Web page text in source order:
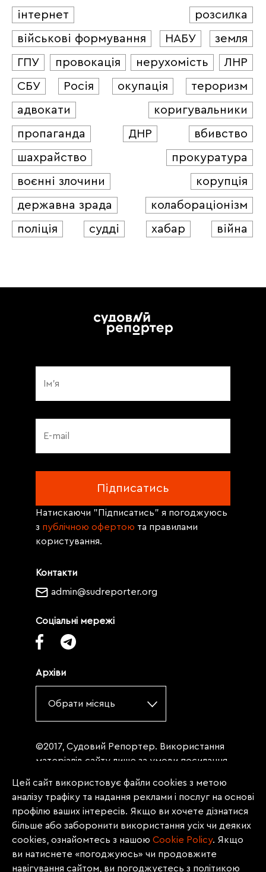
інтернет
розсилка
військові формування
НАБУ
земля
ГПУ
провокація нерухомість
ЛНР
СБУ
Росія окупація
тероризм
адвокати
коригувальники
пропаганда
ДНР
вбивство
шахрайство
прокуратура
воєнні злочини
корупція
державна зрада
колабораціонізм
поліція
судді хабар війна
Контакти
admin@sudreporter.org
Соціальні мережі
Архіви
Обрати місяць
Натискаючи "Підписатись" я погоджуюсь
з публічною офертою та правилами
користування.
©2017, Судовий Репортер. Використання
матеріалів сайту лише за умови посилання
«Судовий репортер» не нижче третього
абзацу. Матеріали, щодо яких міститься
заборона на повну републікацію
(передрук, копіювання, відтворення або
інше використання), заборонено
передруковувати без згоди редакції.
Цей сайт використовує файли cookies з метою
аналізу трафіку та надання реклами і послуг на основі
профілю ваших інтересів. Якщо ви хочете дізнатися
більше або заборонити використання усіх чи деяких
cookies, ознайомтесь з нашою Сookie Policy. Якщо
ви натиснете «погоджуюсь» чи продовжите
навігування сайтом, ви погоджуєтесь з політикою